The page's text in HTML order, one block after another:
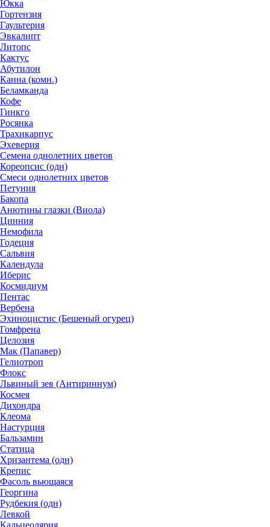
Юкка
Гортензия
Гаультерия
Эвкалипт
Литопс
Кактус
Абутилон
Канна (комн.)
Беламканда
Кофе
Гинкго
Росянка
Трахикарпус
Эхеверия
Семена однолетних цветов
Кореопсис (одн)
Смеси однолетних цветов
Петуния
Бакопа
Анютины глазки (Виола)
Цинния
Немофила
Годеция
Сальвия
Календула
Иберис
Космидиум
Пентас
Вербена
Эхиноцистис (Бешеный огурец)
Гомфрена
Целозия
Мак (Папавер)
Гелиотроп
Флокс
Львиный зев (Антириннум)
Космея
Дихондра
Клеома
Настурция
Бальзамин
Статица
Хризантема (одн)
Крепис
Фасоль вьющаяся
Георгина
Рудбекия (одн)
Левкой
Кальцеолярия